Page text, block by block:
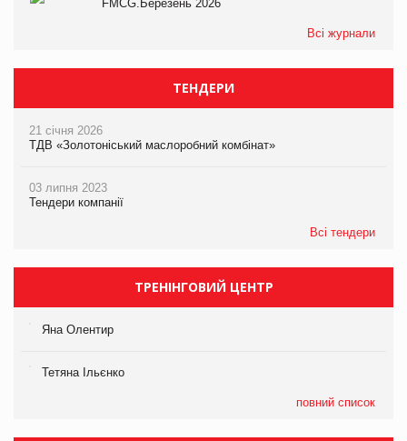
FMCG.Березень 2026
Всі журнали
ТЕНДЕРИ
21 січня 2026
ТДВ «Золотоніський маслоробний комбінат»
03 липня 2023
Тендери компанії
Всі тендери
ТРЕНІНГОВИЙ ЦЕНТР
Яна Олентир
Тетяна Ільєнко
повний список